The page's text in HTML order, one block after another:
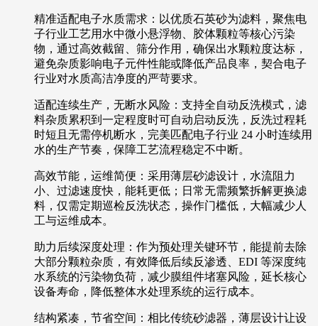
精准适配电子水质需求：以优质石英砂为滤料，聚焦电
子行业工艺用水中微小悬浮物、胶体颗粒等核心污染
物，通过高效截留、筛分作用，确保出水颗粒度达标，
避免杂质影响电子元件性能或降低产品良率，契合电子
行业对水质高洁净度的严苛要求。
适配连续生产，无断水风险：支持全自动反洗模式，滤
料杂质累积到一定程度时可自动启动反洗，反洗过程耗
时短且无需停机断水，完美匹配电子行业 24 小时连续用
水的生产节奏，保障工艺流程稳定不中断。
高效节能，运维简便：采用薄层砂滤设计，水流阻力
小、过滤速度快，能耗更低；日常无需频繁拆解更换滤
料，仅需定期巡检反洗状态，操作门槛低，大幅减少人
工与运维成本。
助力后续深度处理：作为预处理关键环节，能提前去除
大部分颗粒杂质，有效降低后续反渗透、EDI 等深度纯
水系统的污染物负荷，减少膜组件堵塞风险，延长核心
设备寿命，降低整体水处理系统的运行成本。
结构紧凑，节省空间：相比传统砂滤器，薄层设计让设